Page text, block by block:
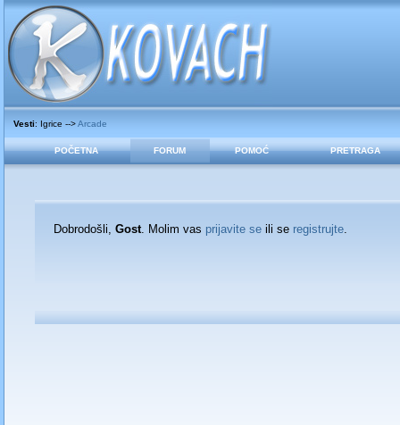
Vesti: Igrice -->Arcade
POČETNA FORUM POMOĆ PRETRAGA
Dobrodošli, Gost. Molim vas prijavite seili se registrujte.